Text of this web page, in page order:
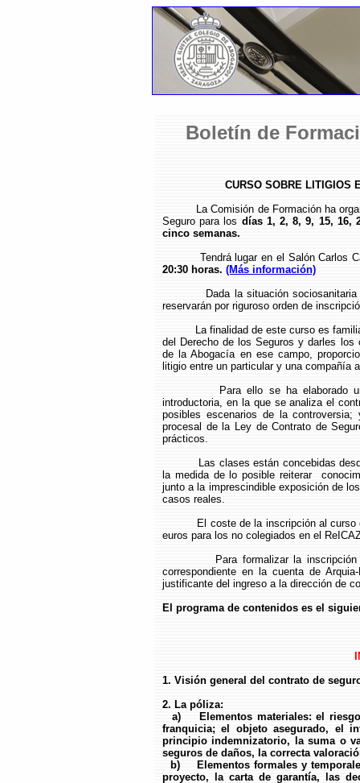
Boletín de
CURSO SOBRE LITIGIOS
La Comisión de Formación ha
Seguro para los días 1, 2, 8, 9, 15, 16,
cinco semanas.
Tendrá lugar en el Salón Carlos
20:30 horas. (Más información)
Dada la situación sociosanitaria
reservarán por riguroso orden de
La finalidad de este curso es
del Derecho de los Seguros y darles los
de la Abogacía en ese campo,
litigio entre un particular y una compañía
Para ello se ha elaborado un
introductoria, en la que se analiza el
posibles escenarios de la
procesal de la Ley de Contrato de
prácticos.
Las clases están concebidas desde
la medida de lo posible reiterar
junto a la imprescindible exposición de
casos reales.
El coste de la inscripción al curso es
euros para los no colegiados en el
Para formalizar la inscripción es
correspondiente en la cuenta de
justificante del ingreso a la dirección de
El programa de contenidos es el
1. Visión general del contrato de
2. La póliza:
a) Elementos materiales: el
franquicia; el objeto asegurado, el
principio indemnizatorio, la suma o
seguros de daños, la correcta
b) Elementos formales y
proyecto, la carta de garantía, las